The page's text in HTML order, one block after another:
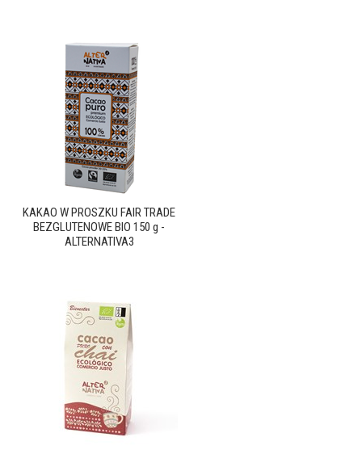
KAKAO W PROSZKU FAIR TRADE
BEZGLUTENOWE BIO 150 g -
ALTERNATIVA3